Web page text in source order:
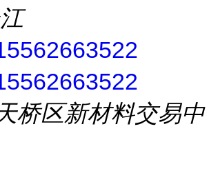
桥区新材料交易中